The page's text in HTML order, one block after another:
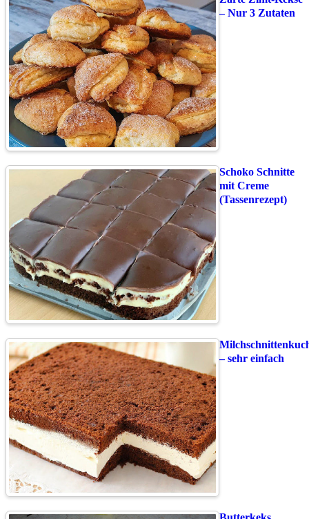
– Nur 3 Zutaten
Schoko Schnitte
mit Creme
(Tassenrezept)
– sehr einfach